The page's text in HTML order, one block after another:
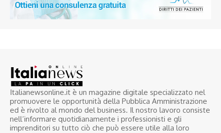
Italianewsonline.it è un magazine digitale specializzato nel
promuovere le opportunità della Pubblica Amministrazione
ed è rivolto al mondo del business. Il nostro lavoro consiste
nell’informare quotidianamente i professionisti e gli
imprenditori su tutto ciò che può essere utile alla loro